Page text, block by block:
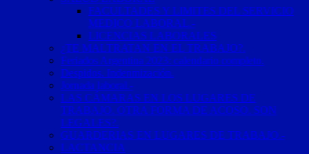
FACULTADES Y LIMITES DEL SERVICIO
MEDICO LABORAL.-
LICENCIAS LABORALES
¿TE MALTRATAN EN EL TRABAJO?.
Feriados Argentina 2023: calendario completo.
Despidos. Indenmización.
Jornada laboral.-
LAS CÁMARAS EN LOS LUGARES DE
TRABAJO. OTRA FORMA DE ACOSO. SON
LEGALES?.
GUARDERIAS EN LUGARES DE TRABAJO.-
LACTANCIA